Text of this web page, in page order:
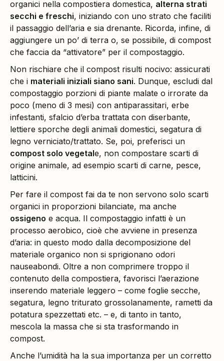
organici nella compostiera domestica, alterna strati
secchi e freschi, iniziando con uno strato che faciliti
il passaggio dell’aria e sia drenante. Ricorda, infine, di
aggiungere un po’ di terra o, se possibile, di compost
che faccia da “attivatore” per il compostaggio.
Non rischiare che il compost risulti nocivo: assicurati
che i materiali iniziali siano sani. Dunque, escludi dal
compostaggio porzioni di piante malate o irrorate da
poco (meno di 3 mesi) con antiparassitari, erbe
infestanti, sfalcio d’erba trattata con diserbante,
lettiere sporche degli animali domestici, segatura di
legno verniciato/trattato. Se, poi, preferisci un
compost solo vegetale, non compostare scarti di
origine animale, ad esempio scarti di carne, pesce,
latticini.
Per fare il compost fai da te non servono solo scarti
organici in proporzioni bilanciate, ma anche
ossigeno e acqua. Il compostaggio infatti è un
processo aerobico, cioè che avviene in presenza
d’aria: in questo modo dalla decomposizione del
materiale organico non si sprigionano odori
nauseabondi. Oltre a non comprimere troppo il
contenuto della compostiera, favorisci l’aerazione
inserendo materiale leggero – come foglie secche,
segatura, legno triturato grossolanamente, rametti da
potatura spezzettati etc. – e, di tanto in tanto,
mescola la massa che si sta trasformando in
compost.
Anche l’umidità ha la sua importanza per un corretto